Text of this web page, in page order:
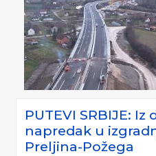
PUTEVI SRBIJE: Iz
napredak u
Preljina-Požega